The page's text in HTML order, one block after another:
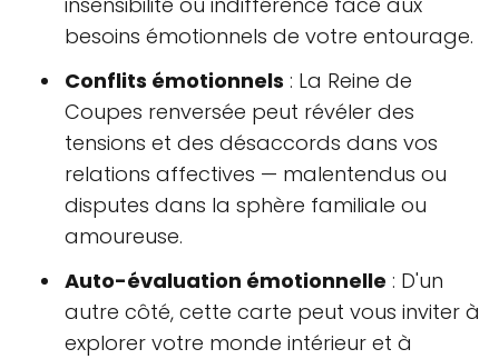
besoins émotionnels de votre entourage.
Conflits émotionnels : La Reine de
Coupes renversée peut révéler des
tensions et des désaccords dans vos
relations affectives — malentendus ou
disputes dans la sphère familiale ou
amoureuse.
Auto-évaluation émotionnelle : D'un
autre côté, cette carte peut vous inviter à
explorer votre monde intérieur et à